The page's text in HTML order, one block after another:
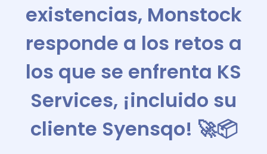
existencias, Monstock
responde a los retos a
los que se enfrenta KS
Services, ¡incluido su
cliente Syensqo! 🚀📦